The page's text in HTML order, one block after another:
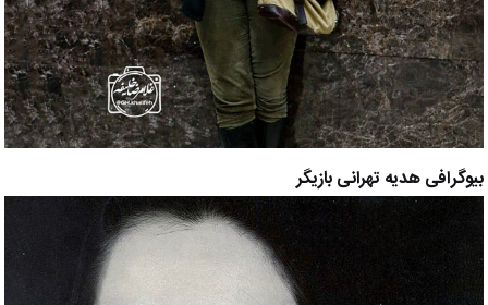
بیوگرافی هدیه تهرانی بازیگر